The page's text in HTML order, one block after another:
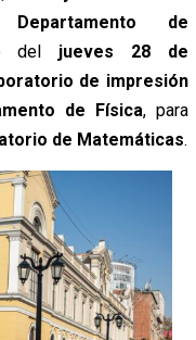
de
del jueves 28 de
de impresión
de Física, para
de Matemáticas.